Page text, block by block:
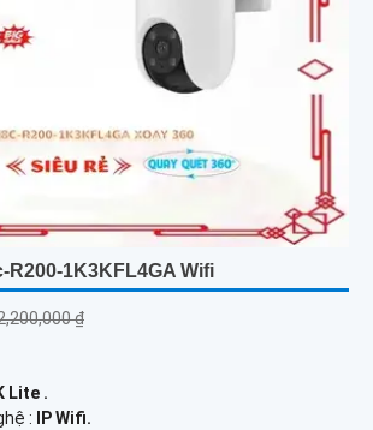
R200-1K3KFL4GA Wifi
₫
Lite .
:
IP Wifi.